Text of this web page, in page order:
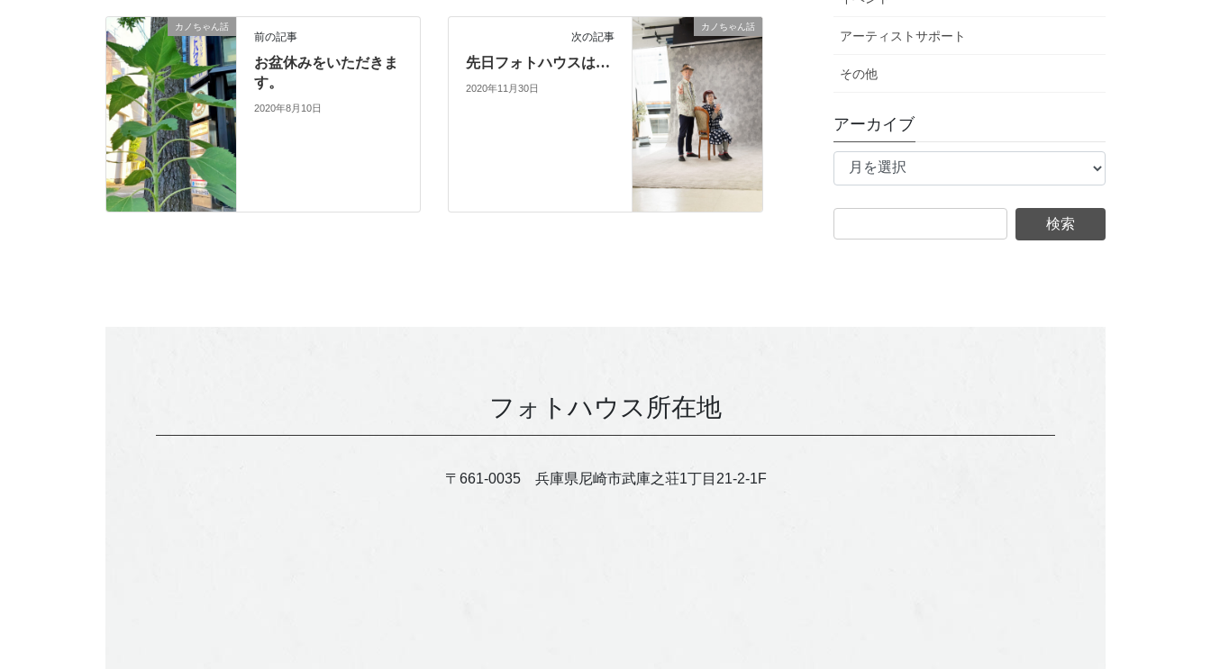
カノちゃん話
前の記事
お盆休みをいただきま
す。
2020年8月10日
カノちゃん話
次の記事
先日フォトハウスは…
2020年11月30日
アーティストサポート
その他
アーカイブ
ア
ブ
フォトハウス所在地
〒661-0035 兵庫県尼崎市武庫之荘1丁目21-2-1F